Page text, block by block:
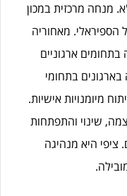
מנחה מרכזית במכון
הספיראלי. מאחוריה
בתחומים ארגוניים
בארגונים בתחומי
מיומנויות אישיות.
שינוי והתפתחות
ציפי היא מנהיגה